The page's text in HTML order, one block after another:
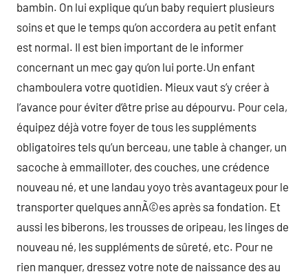
bambin. On lui explique qu’un baby requiert plusieurs
soins et que le temps qu’on accordera au petit enfant
est normal. Il est bien important de le informer
concernant un mec gay qu’on lui porte.Un enfant
chamboulera votre quotidien. Mieux vaut s’y créer à
l’avance pour éviter d’être prise au dépourvu. Pour cela,
équipez déjà votre foyer de tous les suppléments
obligatoires tels qu’un berceau, une table à changer, un
sacoche à emmailloter, des couches, une crédence
nouveau né, et une landau yoyo très avantageux pour le
transporter quelques annÃ©es après sa fondation. Et
aussi les biberons, les trousses de oripeau, les linges de
nouveau né, les suppléments de sûreté, etc. Pour ne
rien manquer, dressez votre note de naissance des au